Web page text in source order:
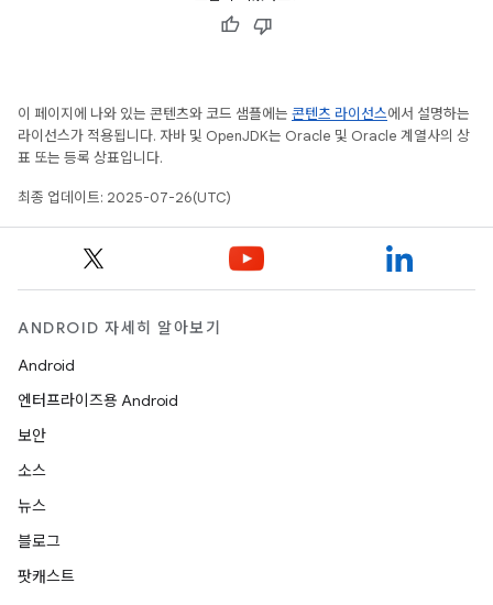
이 페이지에 나와 있는 콘텐츠와 코드 샘플에는 콘텐츠 라이선스에서 설명하는
라이선스가 적용됩니다. 자바 및 OpenJDK는 Oracle 및 Oracle 계열사의 상
표 또는 등록 상표입니다.
최종 업데이트: 2025-07-26(UTC)
ANDROID 자세히 알아보기
Android
엔터프라이즈용 Android
보안
소스
뉴스
블로그
팟캐스트